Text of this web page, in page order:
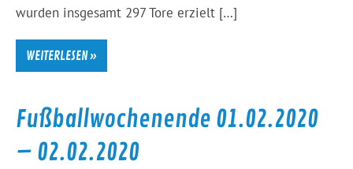
wurden insgesamt 297 Tore erzielt […]
WEITERLESEN »
Fußballwochenende 01.02.2020
– 02.02.2020